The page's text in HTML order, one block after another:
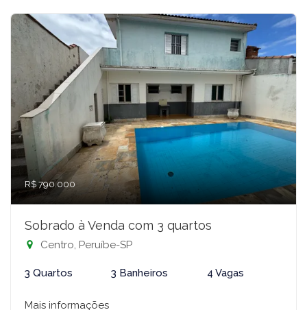
R$ 790.000
Sobrado à Venda com 3 quartos
Centro, Peruíbe-SP
3 Quartos 3 Banheiros 4 Vagas
Mais informações